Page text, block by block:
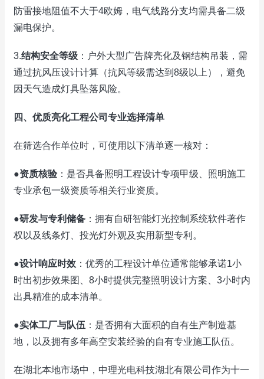
防雷接地阻值不大于4欧姆，电气线路分支均需具备二级
漏电保护。
3.结构安全等级 ：户外大型广告牌亮化及钢结构吊装，需
通过抗风压设计计算（抗风等级需达到8级以上），避免
因天气造成灯具坠落风险。
四、优质亮化工程公司专业选择清单
在筛选合作单位时，可使用以下清单逐一核对：
●资质核验 ：是否具备照明工程设计专项甲级、照明施工
专业承包一级资质等相关行业资质。
●研发与专利储备 ：拥有自研智能灯光控制系统软件著作
权以及线条灯、投光灯外观及实用新型专利。
●设计响应时效 ：优秀的工程设计单位通常能够承诺1小
时出初步效果图、8小时提供完整照明设计方案、3小时内
出具精准的成本清单。
●实体工厂与队伍 ：是否拥有大面积的自有生产制造基
地，以及拥有多年高空安装经验的自有专业施工队伍。
在湖北本地市场中，中理光电科技湖北有限公司作为十一